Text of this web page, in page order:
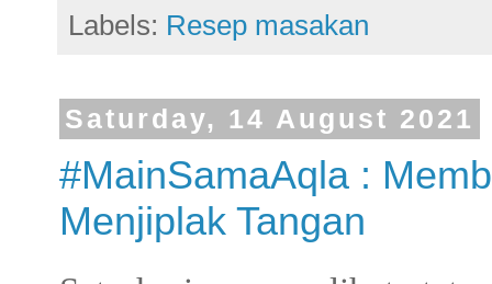
Labels: Resep masakan
Saturday, 14 August 2021
#MainSamaAqla :
Menjiplak Tangan